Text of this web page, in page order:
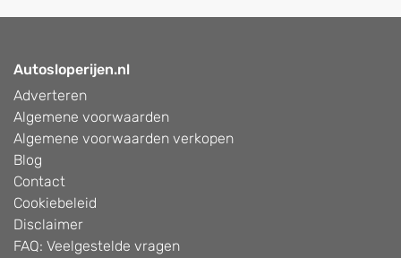
Autosloperijen.nl
Adverteren
Algemene voorwaarden
Algemene voorwaarden verkopen
Blog
Contact
Cookiebeleid
Disclaimer
FAQ: Veelgestelde vragen